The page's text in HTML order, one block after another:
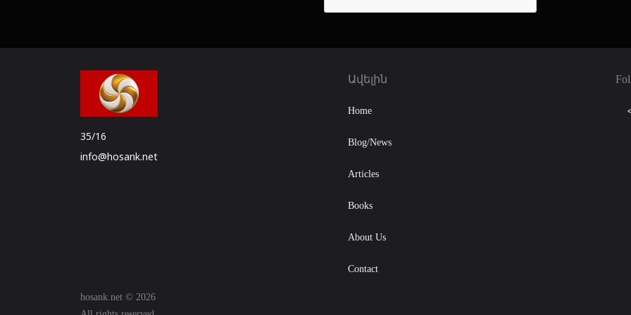
35/16
info@hosank.net
Ավելին
Home
Blog/News
Articles
Books
About Us
Contact
hosank.net © 2026